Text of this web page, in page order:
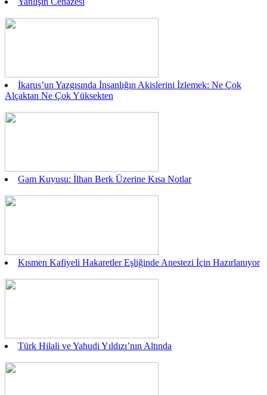
İkarus’un Yazgısında İnsanlığın Akislerini İzlemek: Ne Çok
Alçaktan Ne Çok Yüksekten
Gam Kuyusu: İlhan Berk Üzerine Kısa Notlar
Kısmen Kafiyeli Hakaretler Eşliğinde Anestezi İçin Hazırlanıyor
Türk Hilali ve Yahudi Yıldızı’nın Altında